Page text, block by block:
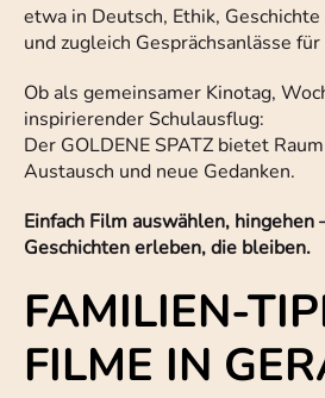
etwa in Deutsch, Ethik,
und zugleich Gesprächsanlässe
Ob als gemeinsamer Kinotag,
inspirierender Schulausflug:
Der GOLDENE SPATZ bietet
Austausch und neue Gedanken.
Einfach Film auswählen, hingehen
Geschichten erleben, die bleiben.
FAMILIEN-
FILME IN